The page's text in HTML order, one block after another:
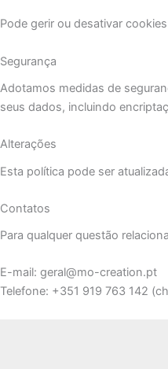
Pode gerir ou desativar
Segurança
Adotamos medidas de
seus dados, incluindo
Alterações
Esta política pode ser
Contatos
Para qualquer questão
E-mail: geral@mo-creation.pt
Telefone: +351 919 763 142